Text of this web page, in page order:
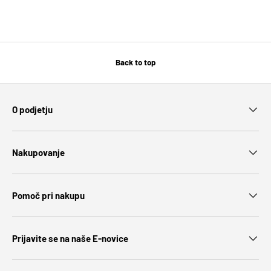
Back to top
O podjetju
Nakupovanje
Pomoč pri nakupu
Prijavite se na naše E-novice